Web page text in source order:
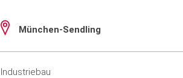
München-Sendling
Industriebau